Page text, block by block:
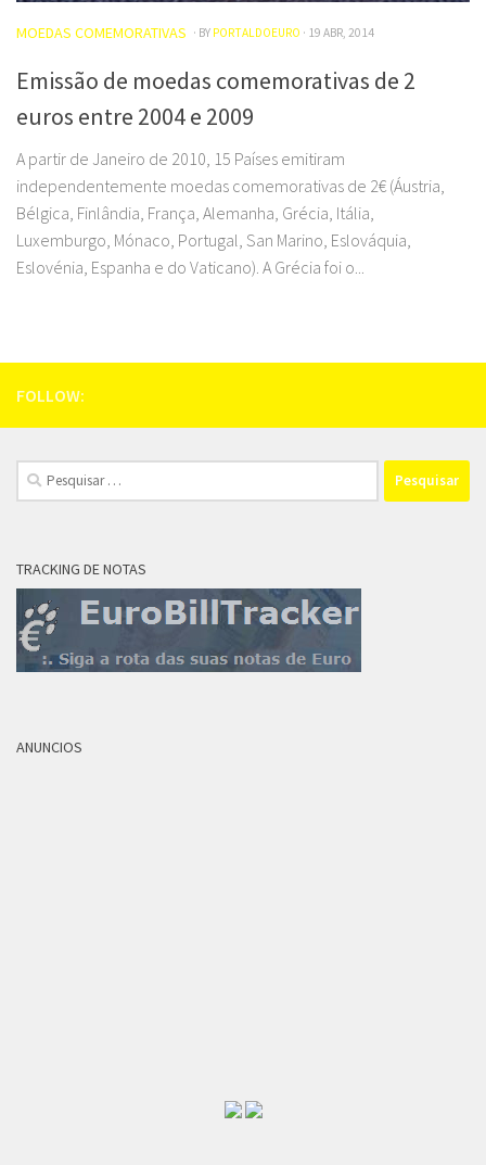
MOEDAS COMEMORATIVAS · BY PORTALDOEURO · 19 ABR, 2014
Emissão de moedas comemorativas de 2
euros entre 2004 e 2009
A partir de Janeiro de 2010, 15 Países emitiram
independentemente moedas comemorativas de 2€ (Áustria,
Bélgica, Finlândia, França, Alemanha, Grécia, Itália,
Luxemburgo, Mónaco, Portugal, San Marino, Eslováquia,
Eslovénia, Espanha e do Vaticano). A Grécia foi o...
FOLLOW:
Pesquisar
por:
TRACKING DE NOTAS
ANUNCIOS